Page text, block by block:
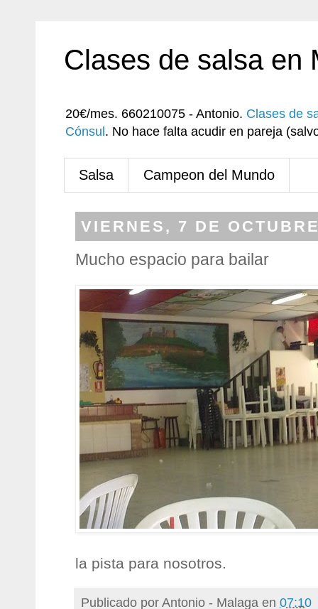
Clases de salsa en
20€/mes. 660210075 - Antonio. Clases de
Cónsul . No hace falta acudir en pareja
Salsa Campeon del Mundo
VIERNES, 7 DE
Mucho espacio para bailar
la pista para nosotros.
Publicado porAntonio - Malaga en 07:10